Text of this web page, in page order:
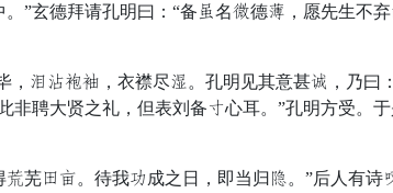
玄德拜请孔明曰：“备袭名裂德术，愿先生不
妻浓宾内，衣襟尽法。孔明见其意甚彼，乃曰
聘大贤之礼，但表刘备觉心耳。”孔明方受。
咸乌。待我琴成之日，即当归诚。”后人有诗